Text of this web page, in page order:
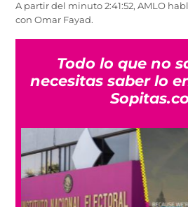
A partir del minuto 2:41:52, AMLO
con Omar Fayad.
Todo lo que no
necesitas saber lo